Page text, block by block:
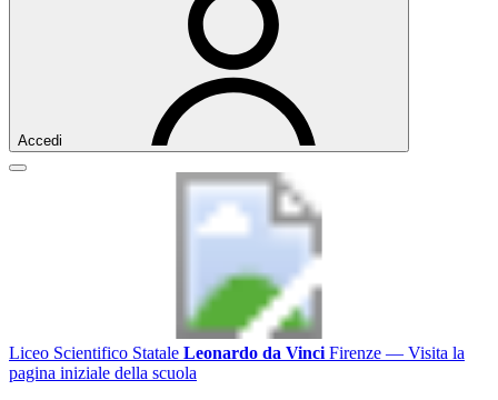
Accedi
Liceo Scientifico Statale Leonardo da Vinci Firenze — Visita la
pagina iniziale della scuola